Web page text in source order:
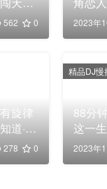
的
562 0
唯一·
2023年
旋律
道·落
迈巴
278 0
88分
这一
活着
2023年
精品DJ慢